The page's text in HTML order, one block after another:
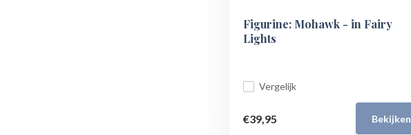
Figurine: Mohawk - in Fairy
Lights
Vergelijk
€39,95 Bekijken